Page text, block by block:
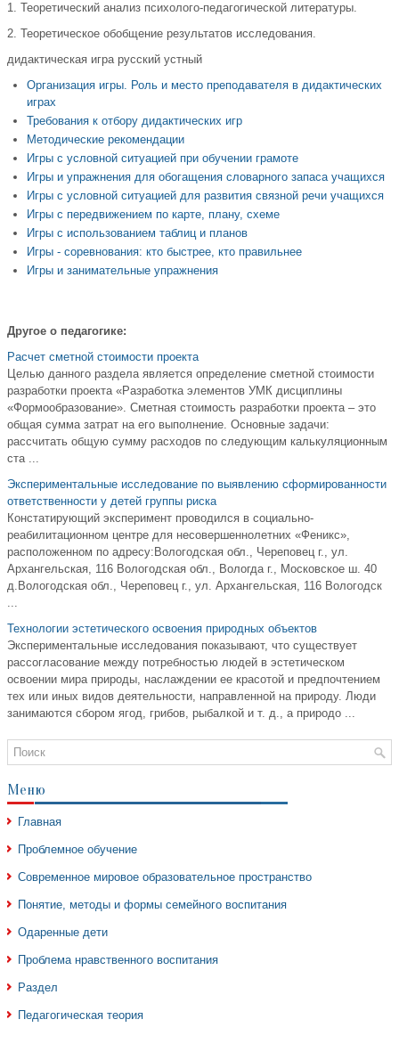
1. Теоретический анализ психолого-педагогической литературы.
2. Теоретическое обобщение результатов исследования.
дидактическая игра русский устный
Организация игры. Роль и место преподавателя в дидактических
играх
Требования к отбору дидактических игр
Методические рекомендации
Игры с условной ситуацией при обучении грамоте
Игры и упражнения для обогащения словарного запаса учащихся
Игры с условной ситуацией для развития связной речи учащихся
Игры с передвижением по карте, плану, схеме
Игры с использованием таблиц и планов
Игры - соревнования: кто быстрее, кто правильнее
Игры и занимательные упражнения
Другое о педагогике:
Расчет сметной стоимости проекта
Целью данного раздела является определение сметной стоимости
разработки проекта «Разработка элементов УМК дисциплины
«Формообразование». Сметная стоимость разработки проекта – это
общая сумма затрат на его выполнение. Основные задачи:
рассчитать общую сумму расходов по следующим калькуляционным
ста ...
Экспериментальные исследование по выявлению сформированности
ответственности у детей группы риска
Констатирующий эксперимент проводился в социально-
реабилитационном центре для несовершеннолетних «Феникс»,
расположенном по адресу:Вологодская обл., Череповец г., ул.
Архангельская, 116 Вологодская обл., Вологда г., Московское ш. 40
д.Вологодская обл., Череповец г., ул. Архангельская, 116 Вологодск
...
Технологии эстетического освоения природных объектов
Экспериментальные исследования показывают, что существует
рассогласование между потребностью людей в эстетическом
освоении мира природы, наслаждении ее красотой и предпочтением
тех или иных видов деятельности, направленной на природу. Люди
занимаются сбором ягод, грибов, рыбалкой и т. д., а природо ...
Меню
Главная
Проблемное обучение
Современное мировое образовательное пространство
Понятие, методы и формы семейного воспитания
Одаренные дети
Проблема нравственного воспитания
Раздел
Педагогическая теория